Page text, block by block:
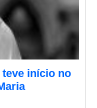
teve início no